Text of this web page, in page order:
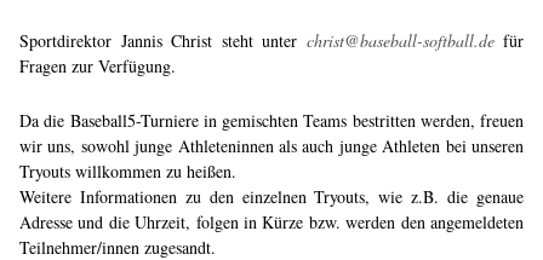
Sportdirektor Jannis Christ steht unter christ@baseball-softball.defür
Fragen zur Verfügung.
Da die Baseball5-Turniere in gemischten Teams bestritten werden, freuen
wir uns, sowohl junge Athleteninnen als auch junge Athleten bei unseren
Tryouts willkommen zu heißen.
Weitere Informationen zu den einzelnen Tryouts, wie z.B. die genaue
Adresse und die Uhrzeit, folgen in Kürze bzw. werden den angemeldeten
Teilnehmer/innen zugesandt.